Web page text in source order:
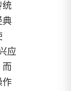
统
典
应
而
作